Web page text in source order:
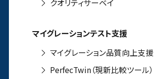
クオリティサーベイ
マイグレーションテスト支援
マイグレーション品質向上支援
PerfecTwin（現新比較ツール）